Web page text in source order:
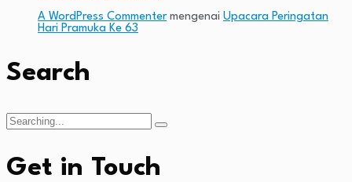
A WordPress Commentermengenai Upacara Peringatan
Hari Pramuka Ke 63
Search
Search
for:
Get in Touch